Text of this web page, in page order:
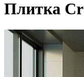
Плитка